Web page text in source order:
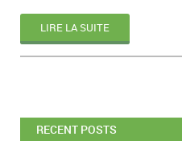
LIRE LA SUITE
RECENT POSTS